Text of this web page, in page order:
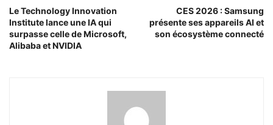
Le Technology Innovation
Institute lance une IA qui
surpasse celle de Microsoft,
Alibaba et NVIDIA
CES 2026 : Samsung
présente ses appareils AI et
son écosystème connecté